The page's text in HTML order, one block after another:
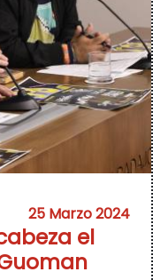
25 Marzo 2024
el